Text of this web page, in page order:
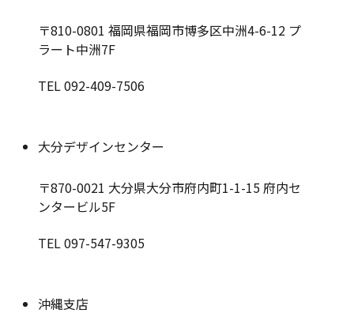
〒810-0801 福岡県福岡市博多区中洲4-6-12 プ
ラート中洲7F
TEL 092-409-7506
大分デザインセンター
〒870-0021 大分県大分市府内町1-1-15 府内セ
ンタービル5F
TEL 097-547-9305
沖縄支店